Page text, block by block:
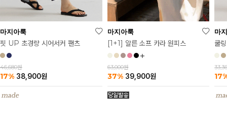
마지아룩
핏 UP 초경량 시어서커 팬츠
46,680원
17% 38,900원
마지아룩
[1+1] 알른 소프 카라 원피스
63,000원
37% 39,900원
마
쿨